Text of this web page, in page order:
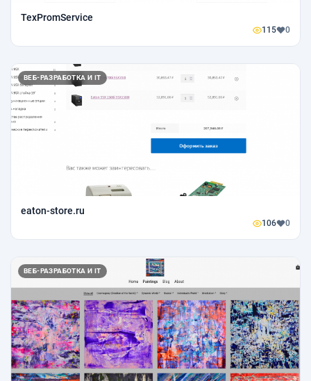
TexPromService
115 0
ВЕБ-РАЗРАБОТКА И IT
eaton-store.ru
106 0
ВЕБ-РАЗРАБОТКА И IT